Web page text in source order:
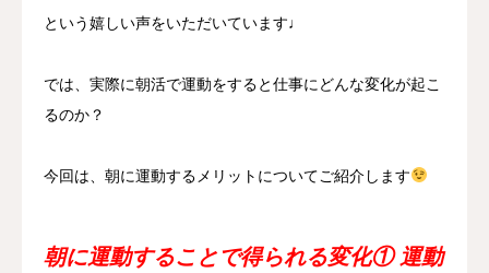
という嬉しい声をいただいています♩
では、実際に朝活で運動をすると仕事にどんな変化が起こ
るのか？
今回は、朝に運動するメリットについてご紹介します
朝に運動することで得られる変化① 運動